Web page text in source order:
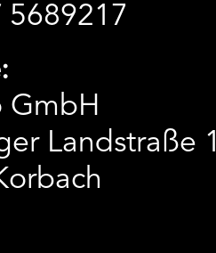
GmbH
Landstraße